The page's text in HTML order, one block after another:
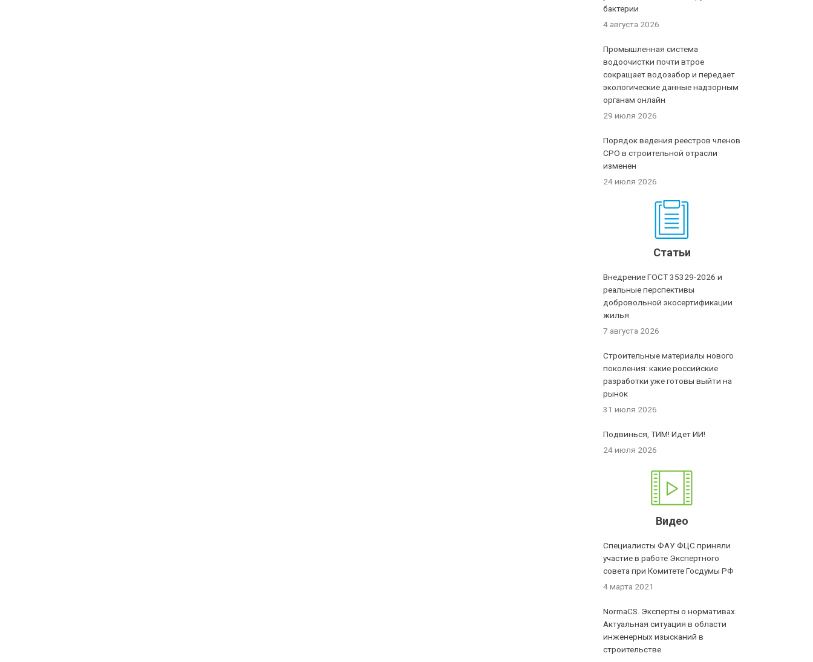
бактерии
4 августа 2026
Промышленная система
водоочистки почти втрое
сокращает водозабор и передает
экологические данные надзорным
органам онлайн
29 июля 2026
Порядок ведения реестров членов
СРО в строительной отрасли
изменен
24 июля 2026
Статьи
Внедрение ГОСТ 35329-2026 и
реальные перспективы
добровольной экосертификации
жилья
7 августа 2026
Строительные материалы нового
поколения: какие российские
разработки уже готовы выйти на
рынок
31 июля 2026
Подвинься, ТИМ! Идет ИИ!
24 июля 2026
Видео
Специалисты ФАУ ФЦС приняли
участие в работе Экспертного
совета при Комитете Госдумы РФ
4 марта 2021
NormaCS. Эксперты о нормативах.
Актуальная ситуация в области
инженерных изысканий в
строительстве